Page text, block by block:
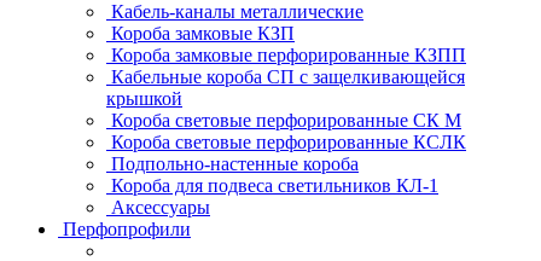
Кабель-каналы металлические
Короба замковые КЗП
Короба замковые перфорированные КЗПП
Кабельные короба СП с защелкивающейся
крышкой
Короба световые перфорированные СК М
Короба световые перфорированные КСЛК
Подпольно-настенные короба
Короба для подвеса светильников КЛ-1
Аксессуары
Перфопрофили